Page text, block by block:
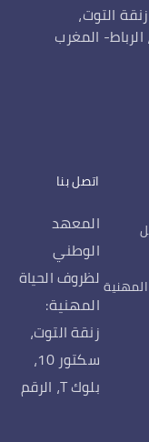
التوت،
اتصل بنا
المعهد
الوطني
لظروف الحياة
المهنية:
زنقة التوت،
سكتور 10،
بلوك T، الرقم